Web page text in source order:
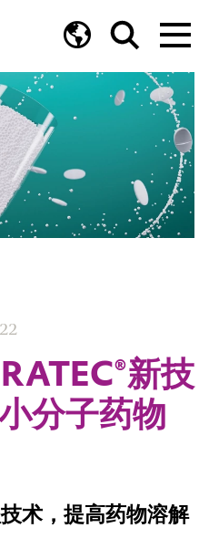
新技
分子药物
术，提高药物溶解